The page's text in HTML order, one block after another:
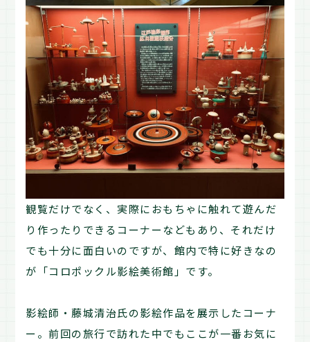
観覧だけでなく、実際におもちゃに触れて遊んだ
り作ったりできるコーナーなどもあり、それだけ
でも十分に面白いのですが、館内で特に好きなの
が「コロポックル影絵美術館」です。
影絵師・藤城清治氏の影絵作品を展示したコーナ
ー。前回の旅行で訪れた中でもここが一番お気に